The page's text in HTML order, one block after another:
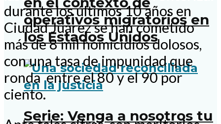
operativos migratorios en
los Estados Unidos
Serie: Venga a nosotros tu
durante los últimos 10 años en
Ciudad Juárez se han cometido
más de 8 mil homicidios dolosos,
con una tasa de impunidad que
ronda entre el 80 y el 90 por
ciento.